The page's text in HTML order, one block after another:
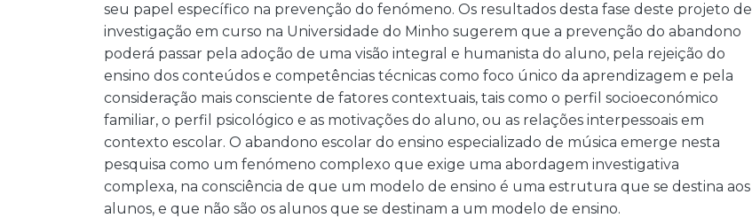
seu papel específico na prevenção do fenómeno. Os resultados desta fase deste projeto de
investigação em curso na Universidade do Minho sugerem que a prevenção do abandono
poderá passar pela adoção de uma visão integral e humanista do aluno, pela rejeição do
ensino dos conteúdos e competências técnicas como foco único da aprendizagem e pela
consideração mais consciente de fatores contextuais, tais como o perfil socioeconómico
familiar, o perfil psicológico e as motivações do aluno, ou as relações interpessoais em
contexto escolar. O abandono escolar do ensino especializado de música emerge nesta
pesquisa como um fenómeno complexo que exige uma abordagem investigativa
complexa, na consciência de que um modelo de ensino é uma estrutura que se destina aos
alunos, e que não são os alunos que se destinam a um modelo de ensino.